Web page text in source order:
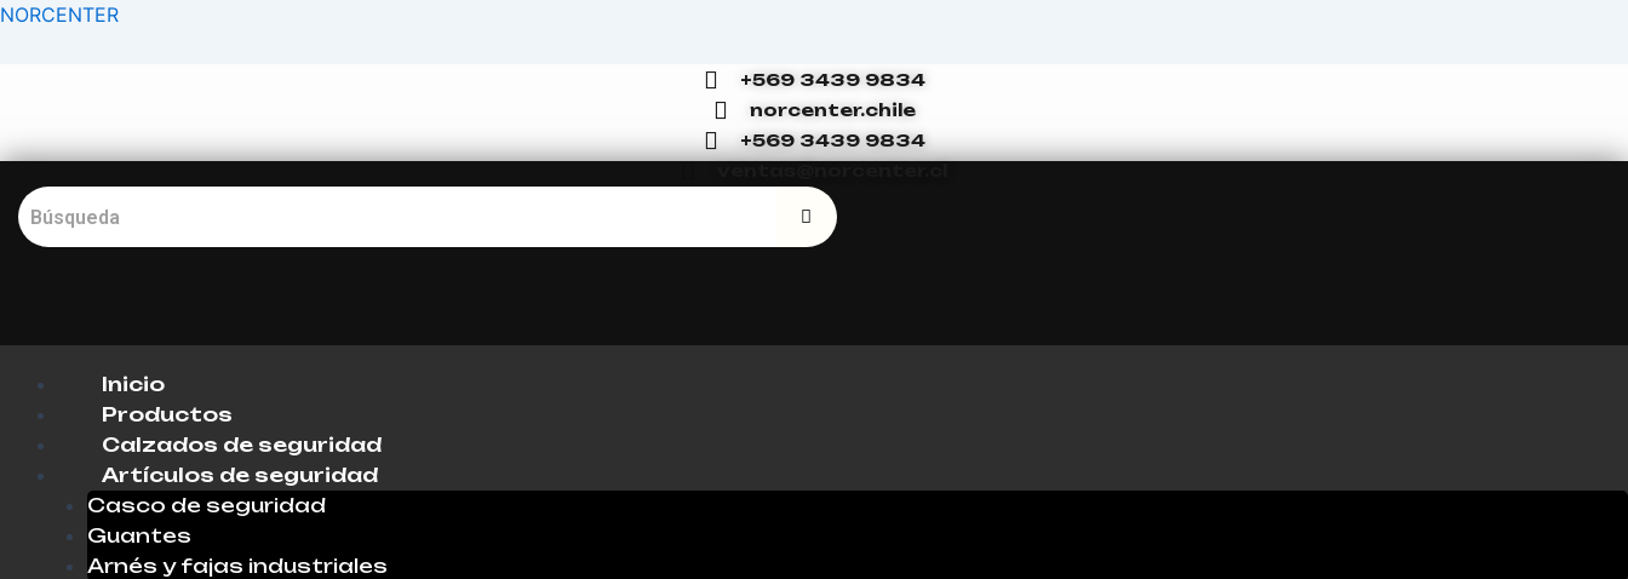
Ir
NORCENTER
+569 3439 9834
norcenter.chile
+569 3439 9834
Inicio
Productos
Calzados de seguridad
Artículos de seguridad
Casco de seguridad
Guantes
Arnés y fajas industriales